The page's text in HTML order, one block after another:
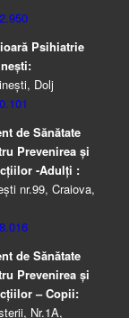
Psihiatrie
Dolj
de Sănătate
Prevenirea şi
-Adulţi :
nr.99, Craiova,
de Sănătate
Prevenirea şi
– Copii:
Nr.1A,